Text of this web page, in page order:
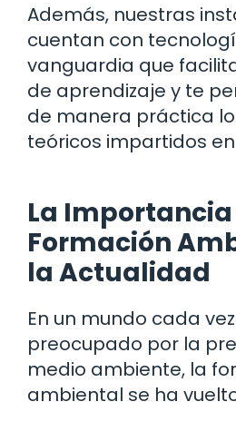
Además, nuestras
cuentan con
vanguardia que
de aprendizaje y te
de manera práctica
teóricos impartidos
La
Formación
la Actualidad
En un mundo cada
preocupado por la
medio ambiente, la
ambiental se ha